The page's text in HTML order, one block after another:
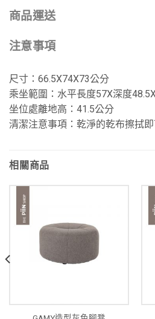
商品運送
注意事項
尺寸：66.5X74X73公分
乘坐範圍：水平長度57X深度
坐位處離地高：41.5公分
清潔注意事項：乾淨的乾布擦拭
相關商品